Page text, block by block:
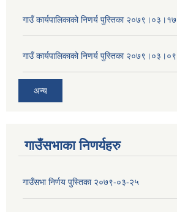
गाउँ कार्यपालिकाको निणर्य पुस्तिका २०७९।०३।१७
गाउँ कार्यपालिकाको निणर्य पुस्तिका २०७९।०३।०९
अन्य
गाउँसभाका निणर्यहरु
गाउँसभा निर्णय पुस्तिका २०७९-०३-२५